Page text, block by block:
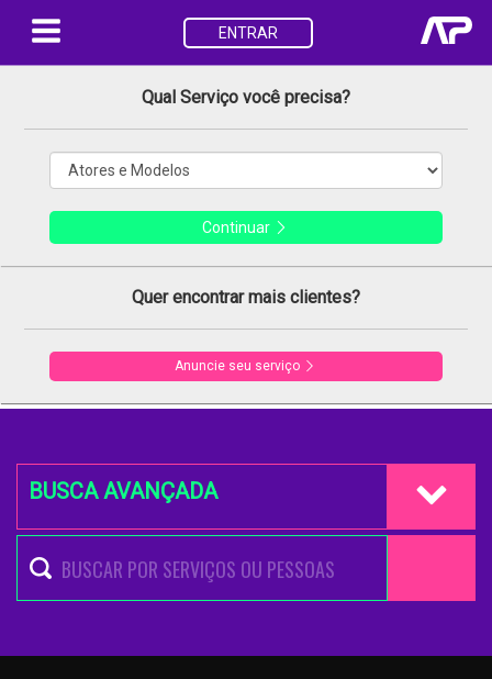
ENTRAR
Qual Serviço você precisa?
Continuar
Quer encontrar mais clientes?
Anuncie seu serviço
BUSCA AVANÇADA